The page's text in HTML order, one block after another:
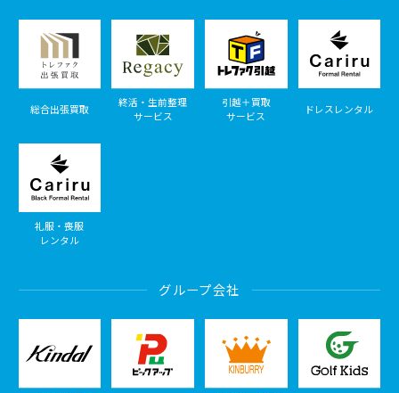
総合出張買取
終活・生前整理
サービス
引越＋買取
サービス
ドレスレンタル
礼服・喪服
レンタル
グループ会社